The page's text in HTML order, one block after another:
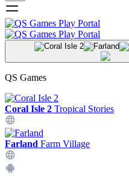
QS Games
Coral Isle 2 Tropical Stories
Farland Farm Village